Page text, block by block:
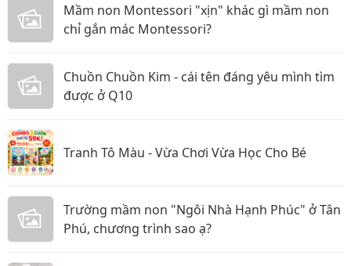
Mầm non Montessori "xịn" khác gì mầm non
chỉ gắn mác Montessori?
Chuồn Chuồn Kim - cái tên đáng yêu mình tìm
được ở Q10
Tranh Tô Màu - Vừa Chơi Vừa Học Cho Bé
Trường mầm non "Ngôi Nhà Hạnh Phúc" ở Tân
Phú, chương trình sao ạ?